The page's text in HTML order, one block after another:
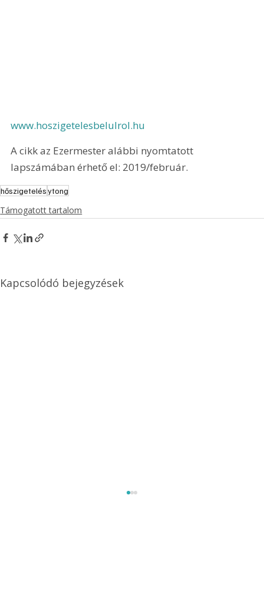
www.hoszigetelesbelulrol.hu
A cikk az Ezermester alábbi nyomtatott
lapszámában érhető el: 2019/február.
hőszigetelésytong
Támogatott tartalom
Kapcsolódó bejegyzések